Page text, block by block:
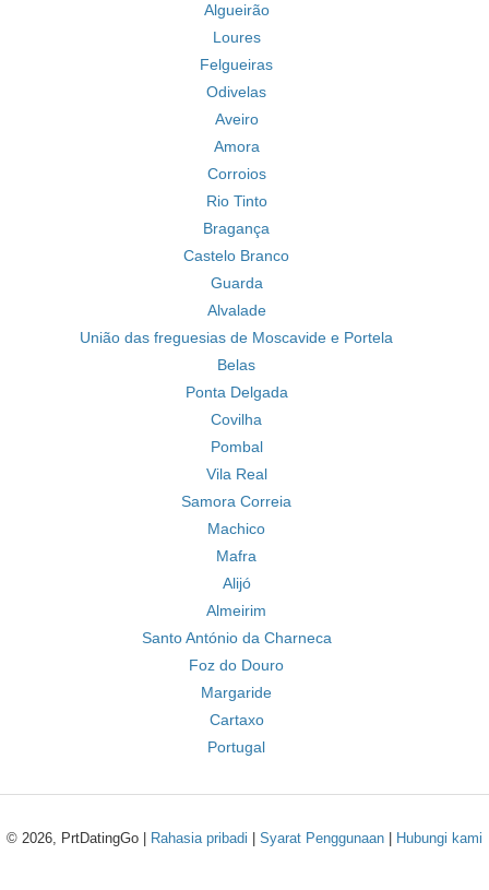
Algueirão
Loures
Felgueiras
Odivelas
Aveiro
Amora
Corroios
Rio Tinto
Bragança
Castelo Branco
Guarda
Alvalade
União das freguesias de Moscavide e Portela
Belas
Ponta Delgada
Covilha
Pombal
Vila Real
Samora Correia
Machico
Mafra
Alijó
Almeirim
Santo António da Charneca
Foz do Douro
Margaride
Cartaxo
Portugal
© 2026, PrtDatingGo | Rahasia pribadi Syarat Penggunaan Hubungi kami